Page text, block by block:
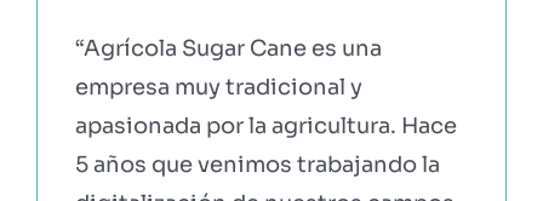
“Agrícola Sugar Cane es una
empresa muy tradicional y
apasionada por la agricultura. Hace
5 años que venimos trabajando la